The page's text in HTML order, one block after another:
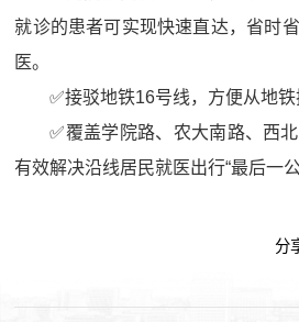
就诊的患者可实现快速直达，省时
医。
✅接驳地铁16号线，方便从地铁
✅覆盖学院路、农大南路、西
有效解决沿线居民就医出行“最后一公
分